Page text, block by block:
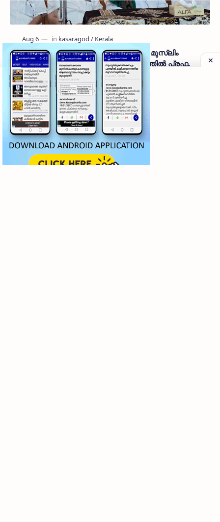
Memorial | കാസർകോട് സംയുക്ത മുസ്ലിം
ജമാഅത്ത് കമ്മിറ്റിയുടെ ആഭിമുഖ്യത്തിൽ പ്രഫ.
ആലിക്കുട്ടി മുസ്ലിയാർ അനുസ്മരണം നടത്തി
● തളങ്കര മാലിക് ദിനാർ വലിയ ജുമുഅത്ത് പള്ളിയിൽ
വെച്ചാണ് പ്രാർഥനാ സദസ്സ് ഒരുക്കിയത് ● സമസ്ത ട്രഷറർ
കൊയ്യോട് ഉമർ മുസ്ലിയാർ പരിപാടിക്ക് നേതൃത്വം
നൽകി കാസ…
Obituary | വീട്ടുജോലി ചെയ്തുകൊണ്ടിരിക്കെ വീട്ടമ്മ
കുഴഞ്ഞുവീണ് മരിച്ചു